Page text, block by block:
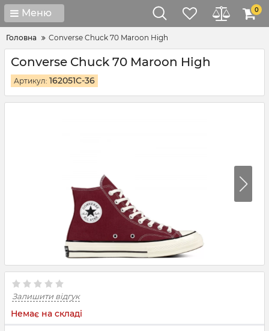
Меню 0
Головна Converse Chuck 70 Maroon High
Converse Chuck 70 Maroon High
Артикул: 162051С-36
Залишити відгук
Немає на складі